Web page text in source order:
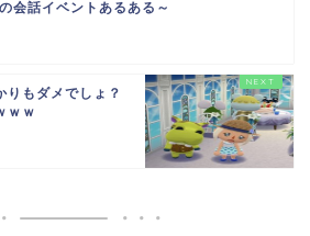
の会話イベントあるある～
りもダメでしょ？
ｗｗ